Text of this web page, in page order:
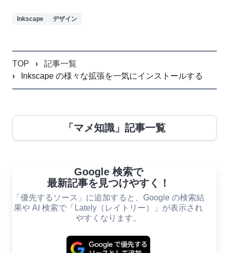
Inkscape デザイン
TOP
記事一覧
Inkscape の様々な拡張を一気にインストールする
「マメ知識」記事一覧
Google 検索で
最新記事を見つけやすく！
「優先するソース」に追加すると、Google の検索結
果や AI 検索で「Lately（レイトリー）」が表示され
やすくなります。